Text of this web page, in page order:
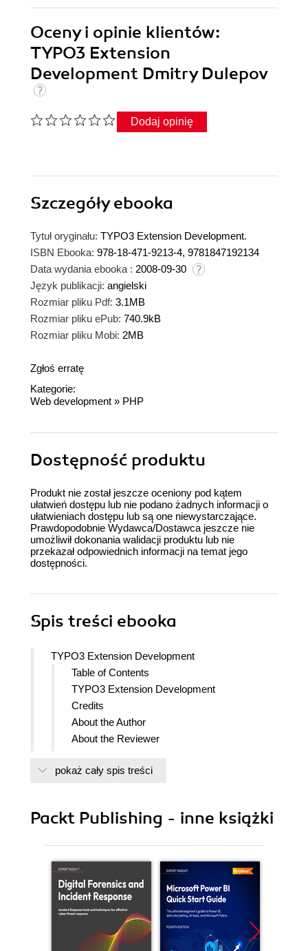
Oceny i opinie klientów:
TYPO3 Extension
Development Dmitry Dulepov
Dodaj opinię
Szczegółyebooka
Tytuł oryginału: TYPO3 Extension Development.
ISBN Ebooka: 978-18-471-9213-4, 9781847192134
Data wydania ebooka : 2008-09-30
Język publikacji: angielski
Rozmiar pliku Pdf: 3.1MB
Rozmiar pliku ePub: 740.9kB
Rozmiar pliku Mobi: 2MB
Zgłoś erratę
Kategorie:
Web development » PHP
Dostępność produktu
Produkt nie został jeszcze oceniony pod kątem
ułatwień dostępu lub nie podano żadnych informacji o
ułatwieniach dostępu lub są one niewystarczające.
Prawdopodobnie Wydawca/Dostawca jeszcze nie
umożliwił dokonania walidacji produktu lub nie
przekazał odpowiednich informacji na temat jego
dostępności.
Spis treści ebooka
TYPO3 Extension Development
Table of Contents
TYPO3 Extension Development
Credits
About the Author
About the Reviewer
What This Book Covers
Conventions
Downloading the Example Code for
the Book
Errata
Piracy
Questions
pokaż cały spis treści
Packt Publishing - inne książki